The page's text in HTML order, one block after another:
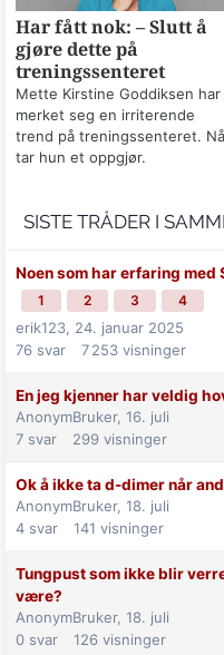
Har fått nok: – Slutt å
gjøre dette på
treningssenteret
Mette Kirstine Goddiksen har
merket seg en irriterende
trend på treningssenteret. Nå
tar hun et oppgjør.
SISTE TRÅDER I
Noen som har erfaring med
1 2 3 4
erik123, 24. januar 2025
76 svar 7 253 visninger
En jeg kjenner har veldig
AnonymBruker, 16. juli
7 svar 299 visninger
Ok å ikke ta d-dimer når
AnonymBruker, 18. juli
4 svar 141 visninger
Tungpust som ikke blir
være?
AnonymBruker, 18. juli
0 svar 126 visninger